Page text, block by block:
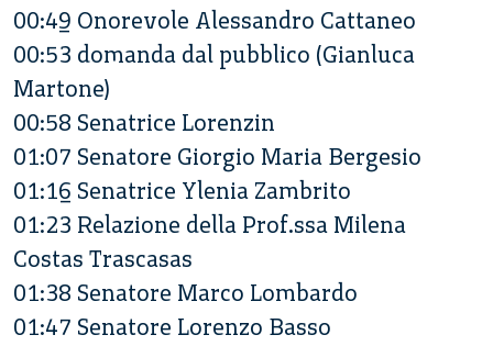
00:49 Onorevole Alessandro Cattaneo
00:53 domanda dal pubblico (Gianluca
Martone)
00:58 Senatrice Lorenzin
01:07 Senatore Giorgio Maria Bergesio
01:16 Senatrice Ylenia Zambrito
01:23 Relazione della Prof.ssa Milena
Costas Trascasas
01:38 Senatore Marco Lombardo
01:47 Senatore Lorenzo Basso